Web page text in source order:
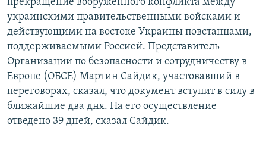
прекращение вооруженного конфликта между
украинскими правительственными войсками и
действующими на востоке Украины повстанцами,
поддерживаемыми Россией. Представитель
Организации по безопасности и сотрудничеству в
Европе (ОБСЕ) Мартин Сайдик, участовавший в
переговорах, сказал, что документ вступит в силу в
ближайшие два дня. На его осуществление
отведено 39 дней, сказал Сайдик.